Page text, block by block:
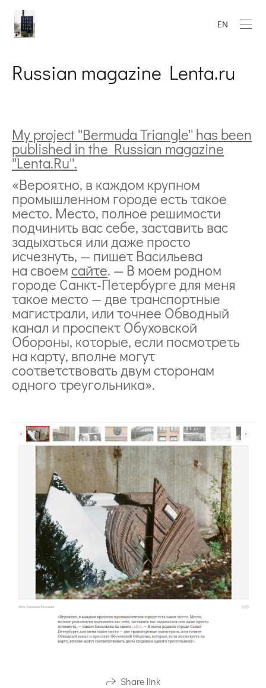
EN
Russian magazine Lenta.ru
My project ''Bermuda Triangle'' has been
published in the Russian magazine
''Lenta.Ru''.
«Вероятно, в каждом крупном
промышленном городе есть такое
место. Место, полное решимости
подчинить вас себе, заставить вас
задыхаться или даже просто
исчезнуть, — пишет Васильева
на своемсайте. — В моем родном
городе Санкт-Петербурге для меня
такое место — две транспортные
магистрали, или точнее Обводный
канал и проспект Обуховской
Обороны, которые, если посмотреть
на карту, вполне могут
соответствовать двум сторонам
одного треугольника».
Share link